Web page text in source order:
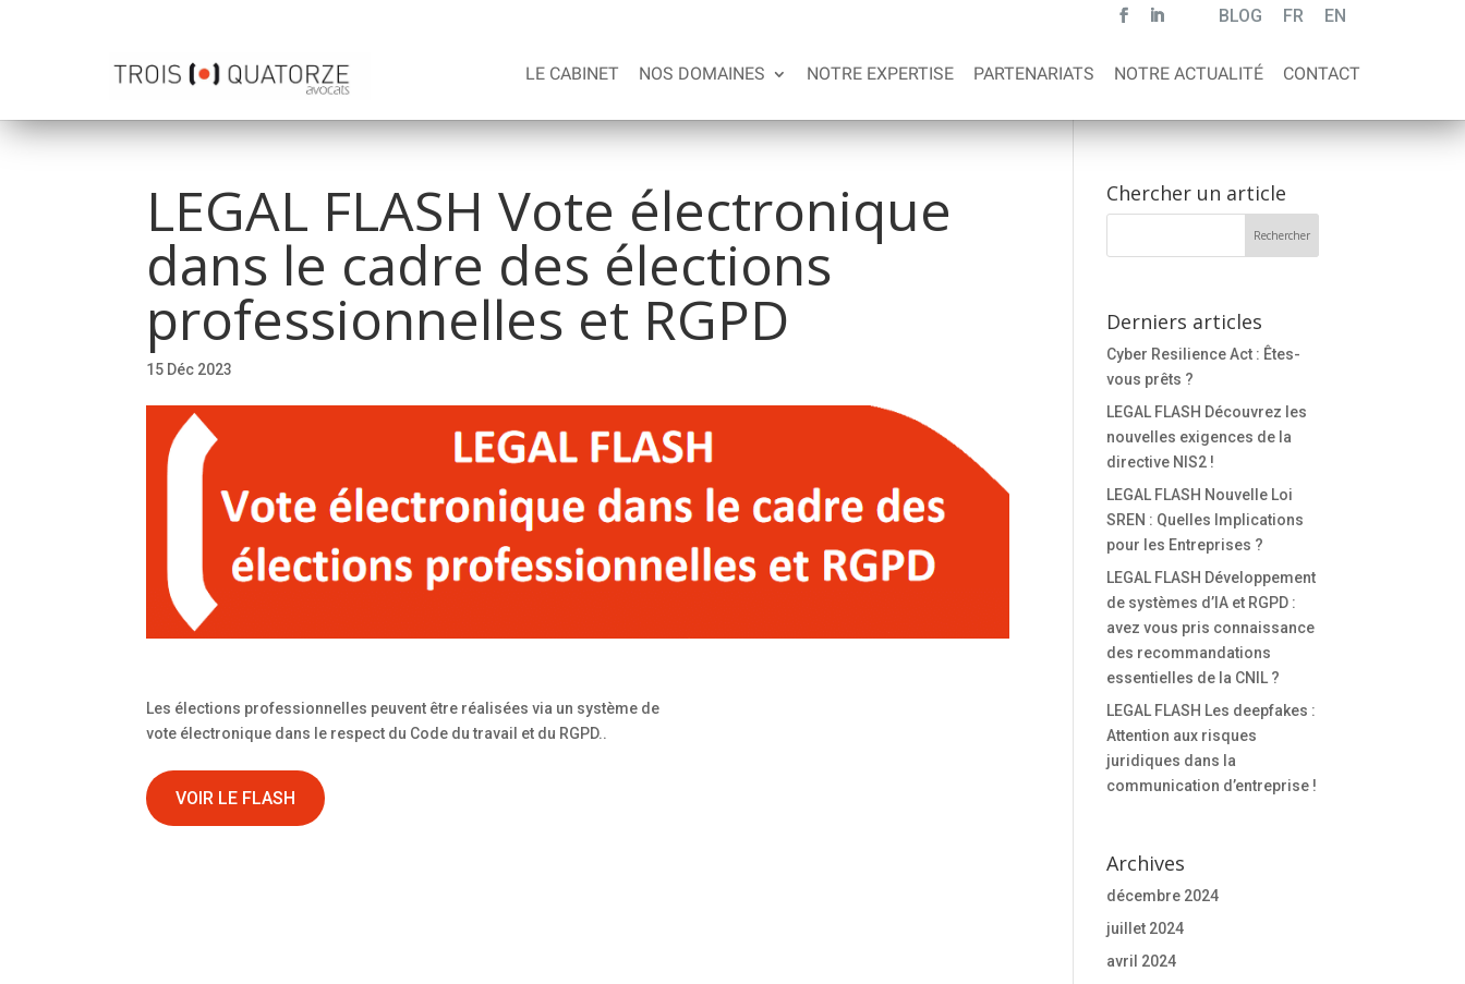
BLOG FR EN
LE CABINET NOS DOMAINES NOTRE EXPERTISE PARTENARIATS NOTRE ACTUALITÉ CONTACT
LEGAL FLASH Vote électronique
dans le cadre des élections
professionnelles et RGPD
15 Déc 2023
Les élections professionnelles peuvent être réalisées via un système de
vote électronique dans le respect du Code du travail et du RGPD..
VOIR LE FLASH
Chercher un article
Derniers articles
Cyber Resilience Act : Êtes-
vous prêts ?
LEGAL FLASH Découvrez les
nouvelles exigences de la
directive NIS2 !
LEGAL FLASH Nouvelle Loi
SREN : Quelles Implications
pour les Entreprises ?
LEGAL FLASH Développement
de systèmes d’IA et RGPD :
avez vous pris connaissance
des recommandations
essentielles de la CNIL ?
LEGAL FLASH Les deepfakes :
Attention aux risques
juridiques dans la
communication d’entreprise !
Archives
décembre 2024
juillet 2024
avril 2024